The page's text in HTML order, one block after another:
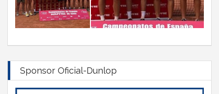
Sponsor Oficial-Dunlop